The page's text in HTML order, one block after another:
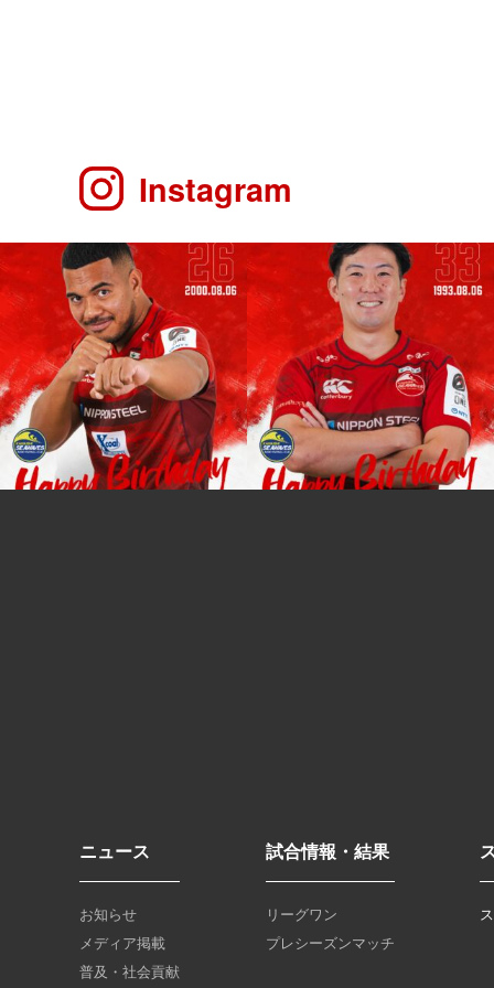
Instagram
ニュース
お知らせ
メディア掲載
普及・社会貢献
試合情報・結果
リーグワン
プレシーズンマッチ